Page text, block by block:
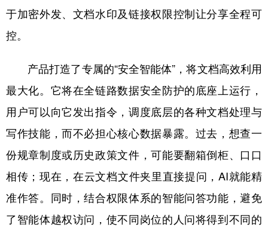
于加密外发、文档水印及链接权限控制让分享全程可
控。
产品打造了专属的“安全智能体”，将文档高效利用
最大化。它将在全链路数据安全防护的底座上运行，
用户可以向它发出指令，调度底层的各种文档处理与
写作技能，而不必担心核心数据暴露。过去，想查一
份规章制度或历史政策文件，可能要翻箱倒柜、口口
相传；现在，在云文档文件夹里直接提问，AI就能精
准作答。同时，结合权限体系的智能问答功能，避免
了智能体越权访问，使不同岗位的人问将得到不同的